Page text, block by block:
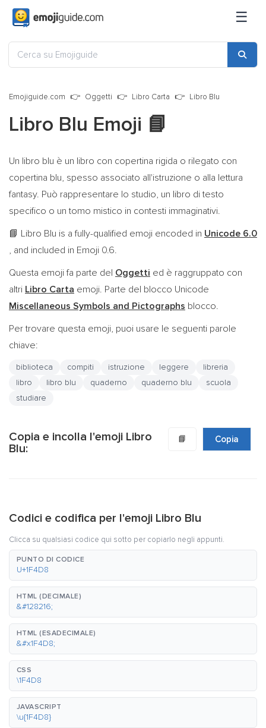
☰
Emojiguide.com Oggetti Libro Carta Libro Blu
Libro Blu Emoji 📘
Un libro blu è un libro con copertina rigida o rilegato con
copertina blu, spesso associato all'istruzione o alla lettura
fantasy. Può rappresentare lo studio, un libro di testo
specifico o un tomo mistico in contesti immaginativi.
📘 Libro Blu is a fully-qualified emoji encoded in Unicode 6.0
, and included in Emoji 0.6.
Questa emoji fa parte del Oggetti ed è raggruppato con
altri Libro Carta emoji. Parte del blocco Unicode
Miscellaneous Symbols and Pictographs blocco.
Per trovare questa emoji, puoi usare le seguenti parole
chiave:
biblioteca compiti istruzione leggere
libreria
libro
libro blu quaderno quaderno blu
scuola
studiare
Copia e incolla l'emoji Libro
Blu:
📘 Copia
Codici e codifica per l'emoji Libro Blu
Clicca su qualsiasi codice qui sotto per copiarlo negli appunti.
PUNTO DI CODICE
U+1F4D8
HTML (DECIMALE)
&#128216;
HTML (ESADECIMALE)
&#x1F4D8;
CSS
\1F4D8
JAVASCRIPT
\u{1F4D8}